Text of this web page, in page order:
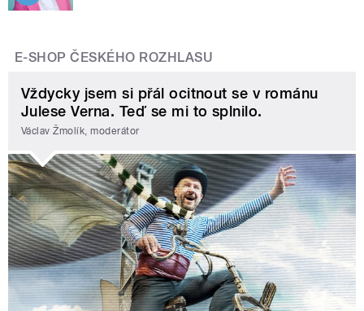
E-SHOP ČESKÉHO ROZHLASU
Vždycky jsem si přál ocitnout se v románu
Julese Verna. Teď se mi to splnilo.
Václav Žmolík, moderátor